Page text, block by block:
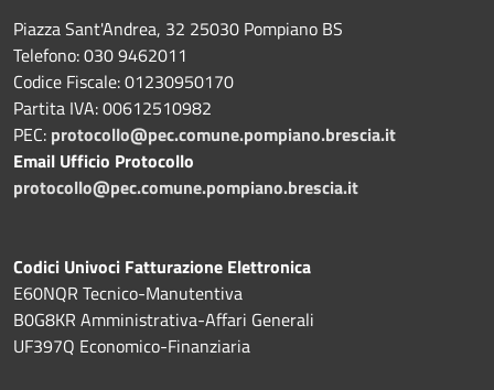
Piazza Sant'Andrea, 32 25030 Pompiano BS
Telefono: 030 9462011
Codice Fiscale: 01230950170
Partita IVA: 00612510982
PEC: protocollo@pec.comune.pompiano.brescia.it
Email Ufficio Protocollo
protocollo@pec.comune.pompiano.brescia.it
Codici Univoci Fatturazione Elettronica
E60NQR Tecnico-Manutentiva
B0G8KR Amministrativa-Affari Generali
UF397Q Economico-Finanziaria